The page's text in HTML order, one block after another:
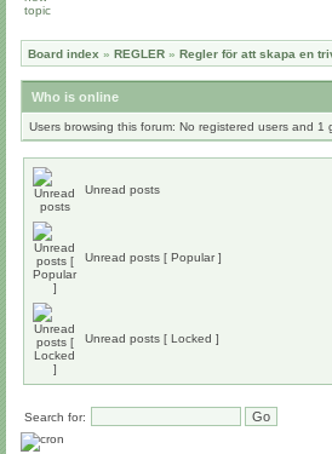
Board index » REGLER » Regler för att skapa en
Who is online
Users browsing this forum: No registered users and 1
Unread posts
Unread posts [ Popular ]
Unread posts [ Locked ]
Search for: